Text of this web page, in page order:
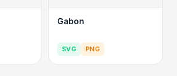
Gabon
SVG PNG